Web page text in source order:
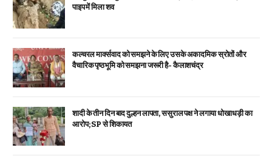
पाइप में मिला शव
कल्चरल मार्क्सवाद को समझने के लिए उसके अकादमिक स्रोतों और
वैचारिक पृष्ठभूमि को समझना जरूरी है- कैलाशचंद्र
शादी के तीन दिन बाद दुल्हन लापता, ससुराल पक्ष ने लगाया धोखाधड़ी का
आरोप; SP से शिकायत